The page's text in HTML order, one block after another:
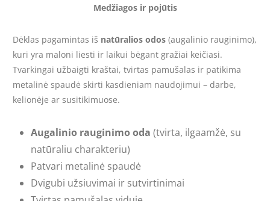
Medžiagos ir pojūtis
Dėklas pagamintas iš natūralios odos (augalinio rauginimo),
kuri yra maloni liesti ir laikui bėgant gražiai keičiasi.
Tvarkingai užbaigti kraštai, tvirtas pamušalas ir patikima
metalinė spaudė skirti kasdieniam naudojimui – darbe,
kelionėje ar susitikimuose.
Augalinio rauginimo oda (tvirta, ilgaamžė, su
natūraliu charakteriu)
Patvari metalinė spaudė
Dvigubi užsiuvimai ir sutvirtinimai